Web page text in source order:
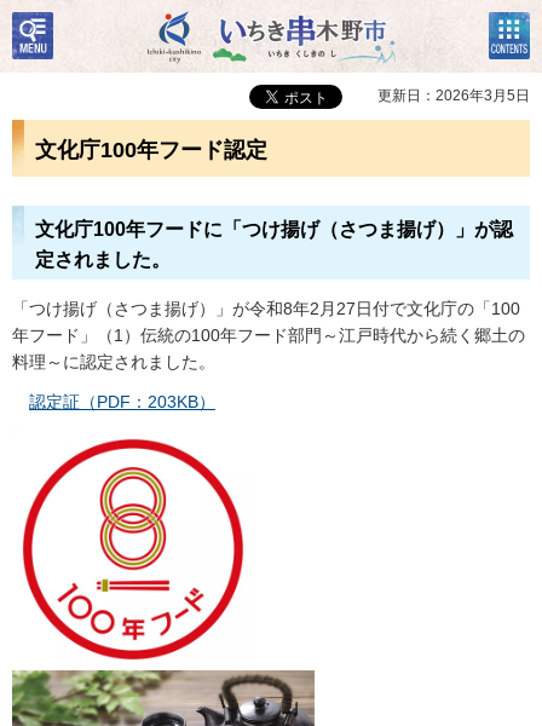
いちき串木野市
検
索・
共通
コン
テン
ツメ
ニュ
更新日：2026年3月5日
文化庁100年フード認定
文化庁100年フードに「つけ揚げ（さつま揚げ）」が認
定されました。
「つけ揚げ（さつま揚げ）」が令和8年2月27日付で文化庁の「100
年フード」（1）伝統の100年フード部門～江戸時代から続く郷土の
料理～に認定されました。
認定証（PDF：203KB）